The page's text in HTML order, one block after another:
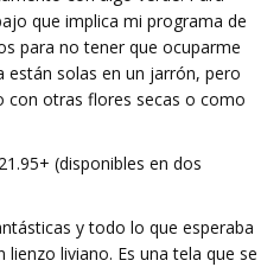
que implica mi programa de
para no tener que ocuparme
solas en un jarrón, pero
con otras flores secas o como
(disponibles en dos
y todo lo que esperaba
liviano. Es una tela que se